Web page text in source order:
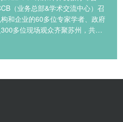
（业务总部&学术交流中心）召
和企业的60多位专家学者、政府
多位现场观众齐聚苏州，共话